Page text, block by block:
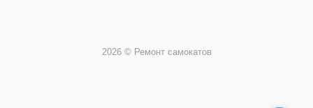
2026 © Ремонт самокатов